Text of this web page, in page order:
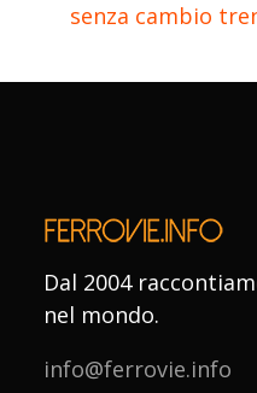
senza cambio
Dal 2004
nel mondo.
info@ferrovie.info